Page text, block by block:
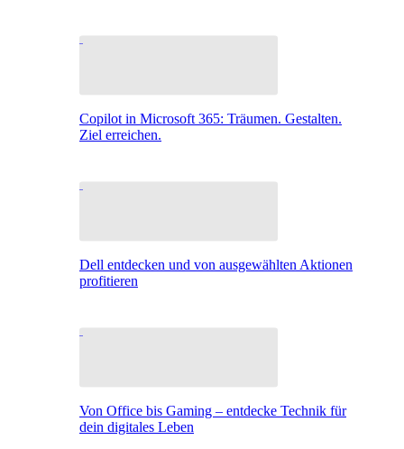
Copilot in Microsoft 365: Träumen. Gestalten.
Ziel erreichen.
Dell entdecken und von ausgewählten Aktionen
profitieren
Von Office bis Gaming – entdecke Technik für
dein digitales Leben